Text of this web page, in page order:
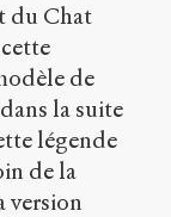
du Chat
de
la suite
légende
de la
version